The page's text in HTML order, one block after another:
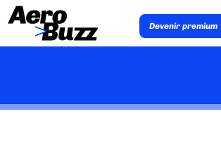
Devenir premium